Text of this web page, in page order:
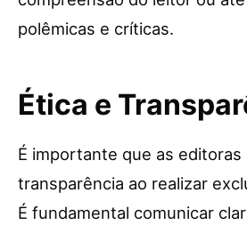
polêmicas e críticas.
Ética e
É importante que as editoras
transparência ao realizar
É fundamental comunicar